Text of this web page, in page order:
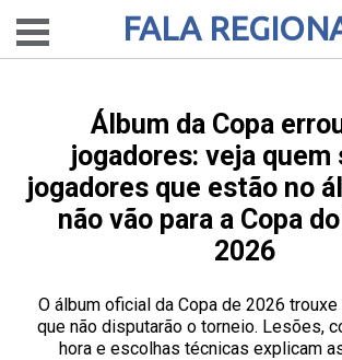
FALA
Álbum da Copa
jogadores: veja quem
jogadores que estão no
não vão para a Copa
2026
O álbum oficial da Copa de 2026
que não disputarão o torneio. Lesões,
hora e escolhas técnicas explicam